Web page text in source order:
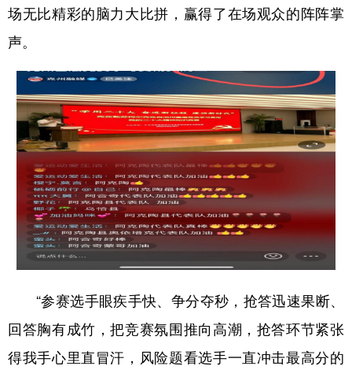
场无比精彩的脑力大比拼，赢得了在场观众的阵阵掌
声。
“参赛选手眼疾手快、争分夺秒，抢答迅速果断、
回答胸有成竹，把竞赛氛围推向高潮，抢答环节紧张
得我手心里直冒汗，风险题看选手一直冲击最高分的